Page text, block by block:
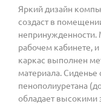
Яркий дизайн
создаст в
непринужденности.
рабочем кабинете,
каркас выполнен
материала.
пенополиуретана
обладает высокими